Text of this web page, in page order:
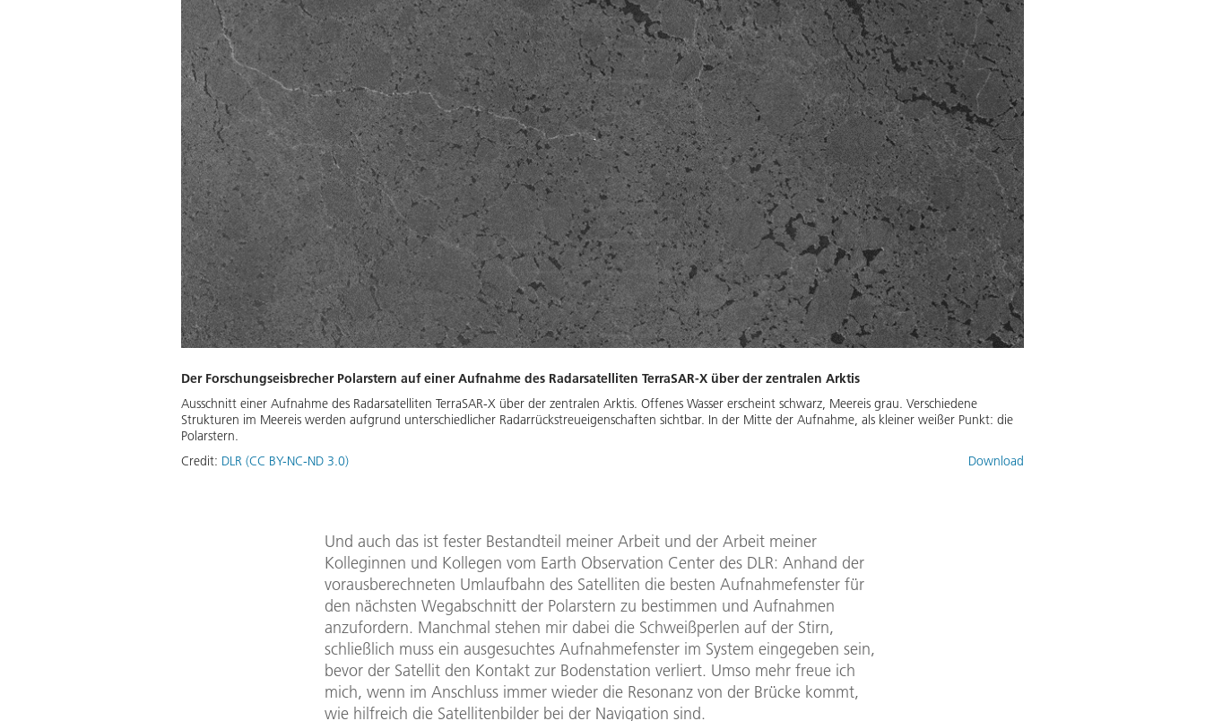
Der Forschungseisbrecher Polarstern auf einer Aufnahme des Radarsatelliten TerraSAR-X über der zentralen Arktis
Ausschnitt einer Aufnahme des Radarsatelliten TerraSAR-X über der zentralen Arktis. Offenes Wasser erscheint schwarz, Meereis grau. Verschiedene
Strukturen im Meereis werden aufgrund unterschiedlicher Radarrückstreueigenschaften sichtbar. In der Mitte der Aufnahme, als kleiner weißer Punkt: die
Polarstern.
Credit: DLR (CC BY-NC-ND 3.0) Download
Und auch das ist fester Bestandteil meiner Arbeit und der Arbeit meiner
Kolleginnen und Kollegen vom Earth Observation Center des DLR: Anhand der
vorausberechneten Umlaufbahn des Satelliten die besten Aufnahmefenster für
den nächsten Wegabschnitt der Polarstern zu bestimmen und Aufnahmen
anzufordern. Manchmal stehen mir dabei die Schweißperlen auf der Stirn,
schließlich muss ein ausgesuchtes Aufnahmefenster im System eingegeben sein,
bevor der Satellit den Kontakt zur Bodenstation verliert. Umso mehr freue ich
mich, wenn im Anschluss immer wieder die Resonanz von der Brücke kommt,
wie hilfreich die Satellitenbilder bei der Navigation sind.